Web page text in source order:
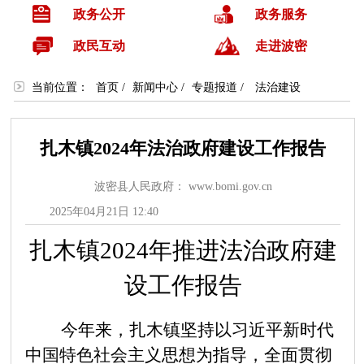
政务公开 政务服务
政民互动 走进波密
当前位置： 首页 / 新闻中心 / 专题报道 / 法治建设
扎木镇2024年法治政府建设工作报告
波密县人民政府： www.bomi.gov.cn
2025年04月21日 12:40
扎木镇2024年推进法治政府建
设工作报告
今年来，扎木镇坚持以习近平新时代
中国特色社会主义思想为指导，全面贯彻